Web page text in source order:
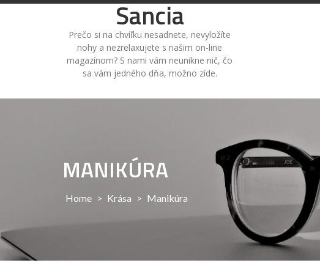
Skip
Sancia
Prečo si na chvíľku nesadnete, nevyložíte
nohy a nezrelaxujete s našim on-line
magazínom? S nami vám neunikne nič, čo
sa vám jedného dňa, možno zíde.
MANIKÚRA
Home > Krása > Manikúra